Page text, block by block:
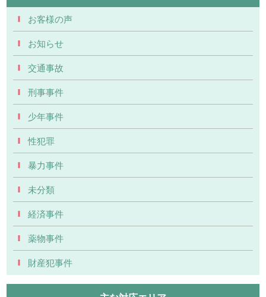
お客様の声
お知らせ
交通事故
刑事事件
少年事件
性犯罪
暴力事件
未分類
経済事件
薬物事件
財産犯事件